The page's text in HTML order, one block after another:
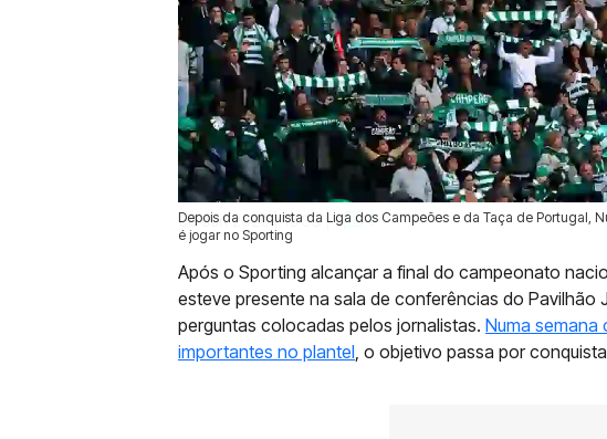
Depois da conquista da Liga dos Campeões e da Taça de Portugal,
é jogar no Sporting
08 Jun 2026 | 13:33 | 0
Após o Sporting alcançar a final do campeonato
esteve presente na sala de conferências do Pavilhão
perguntas colocadas pelos jornalistas. Numa semana
importantes no plantel , o objetivo passa por